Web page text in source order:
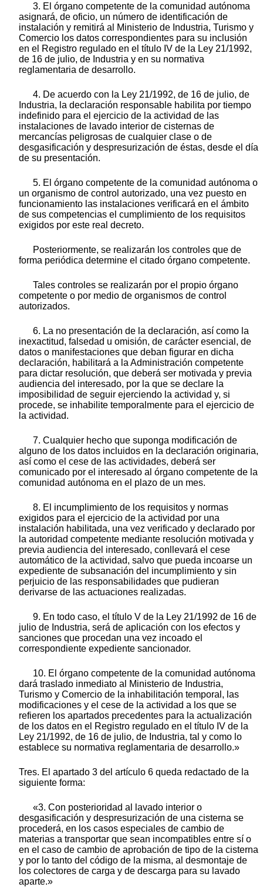
3. El órgano competente de la comunidad autónoma
asignará, de oficio, un número de identificación de
instalación y remitirá al Ministerio de Industria, Turismo y
Comercio los datos correspondientes para su inclusión
en el Registro regulado en el título IV de la Ley 21/1992,
de 16 de julio, de Industria y en su normativa
reglamentaria de desarrollo.
4. De acuerdo con la Ley 21/1992, de 16 de julio, de
Industria, la declaración responsable habilita por tiempo
indefinido para el ejercicio de la actividad de las
instalaciones de lavado interior de cisternas de
mercancías peligrosas de cualquier clase o de
desgasificación y despresurización de éstas, desde el día
de su presentación.
5. El órgano competente de la comunidad autónoma o
un organismo de control autorizado, una vez puesto en
funcionamiento las instalaciones verificará en el ámbito
de sus competencias el cumplimiento de los requisitos
exigidos por este real decreto.
Posteriormente, se realizarán los controles que de
forma periódica determine el citado órgano competente.
Tales controles se realizarán por el propio órgano
competente o por medio de organismos de control
autorizados.
6. La no presentación de la declaración, así como la
inexactitud, falsedad u omisión, de carácter esencial, de
datos o manifestaciones que deban figurar en dicha
declaración, habilitará a la Administración competente
para dictar resolución, que deberá ser motivada y previa
audiencia del interesado, por la que se declare la
imposibilidad de seguir ejerciendo la actividad y, si
procede, se inhabilite temporalmente para el ejercicio de
la actividad.
7. Cualquier hecho que suponga modificación de
alguno de los datos incluidos en la declaración originaria,
así como el cese de las actividades, deberá ser
comunicado por el interesado al órgano competente de la
comunidad autónoma en el plazo de un mes.
8. El incumplimiento de los requisitos y normas
exigidos para el ejercicio de la actividad por una
instalación habilitada, una vez verificado y declarado por
la autoridad competente mediante resolución motivada y
previa audiencia del interesado, conllevará el cese
automático de la actividad, salvo que pueda incoarse un
expediente de subsanación del incumplimiento y sin
perjuicio de las responsabilidades que pudieran
derivarse de las actuaciones realizadas.
9. En todo caso, el título V de la Ley 21/1992 de 16 de
julio de Industria, será de aplicación con los efectos y
sanciones que procedan una vez incoado el
correspondiente expediente sancionador.
10. El órgano competente de la comunidad autónoma
dará traslado inmediato al Ministerio de Industria,
Turismo y Comercio de la inhabilitación temporal, las
modificaciones y el cese de la actividad a los que se
refieren los apartados precedentes para la actualización
de los datos en el Registro regulado en el título IV de la
Ley 21/1992, de 16 de julio, de Industria, tal y como lo
establece su normativa reglamentaria de desarrollo.»
Tres. El apartado 3 del artículo 6 queda redactado de la
siguiente forma:
«3. Con posterioridad al lavado interior o
desgasificación y despresurización de una cisterna se
procederá, en los casos especiales de cambio de
materias a transportar que sean incompatibles entre sí o
en el caso de cambio de aprobación de tipo de la cisterna
y por lo tanto del código de la misma, al desmontaje de
los colectores de carga y de descarga para su lavado
aparte.»